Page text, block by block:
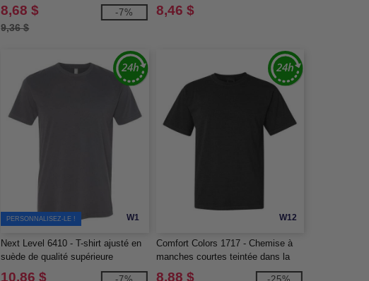
8,68 $
9,36 $
-7% 8,46 $
W1
PERSONNALISEZ-LE !
Next Level 6410 - T-shirt ajusté en
suède de qualité supérieure
10,86 $
W12
Comfort Colors 1717 - Chemise à
manches courtes teintée dans la
masse
8,88 $